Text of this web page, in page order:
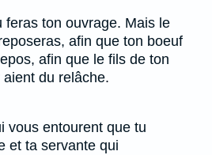
feras ton ouvrage. Mais le
afin que ton boeuf
afin que le fils de ton
du relâche.
vous entourent que tu
et ta servante qui